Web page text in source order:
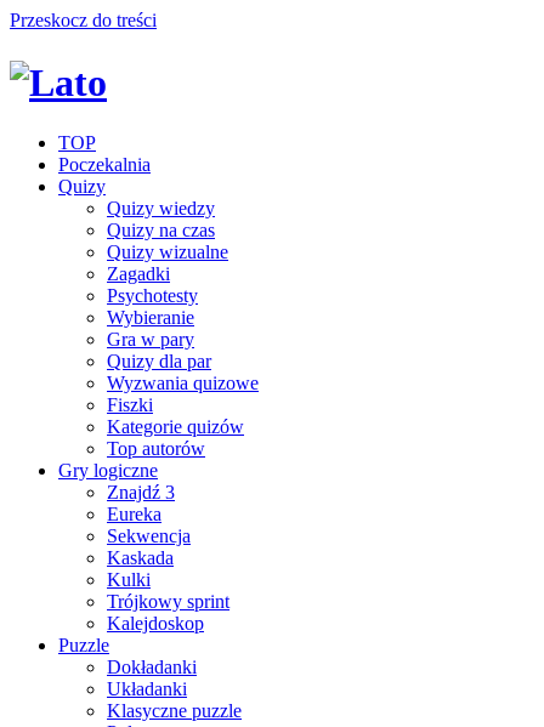
Przeskocz do treści
TOP
Poczekalnia
Quizy
Quizy wiedzy
Quizy na czas
Quizy wizualne
Zagadki
Psychotesty
Wybieranie
Gra w pary
Quizy dla par
Wyzwania quizowe
Fiszki
Kategorie quizów
Top autorów
Gry logiczne
Znajdź 3
Eureka
Sekwencja
Kaskada
Kulki
Trójkowy sprint
Kalejdoskop
Puzzle
Dokładanki
Układanki
Klasyczne puzzle